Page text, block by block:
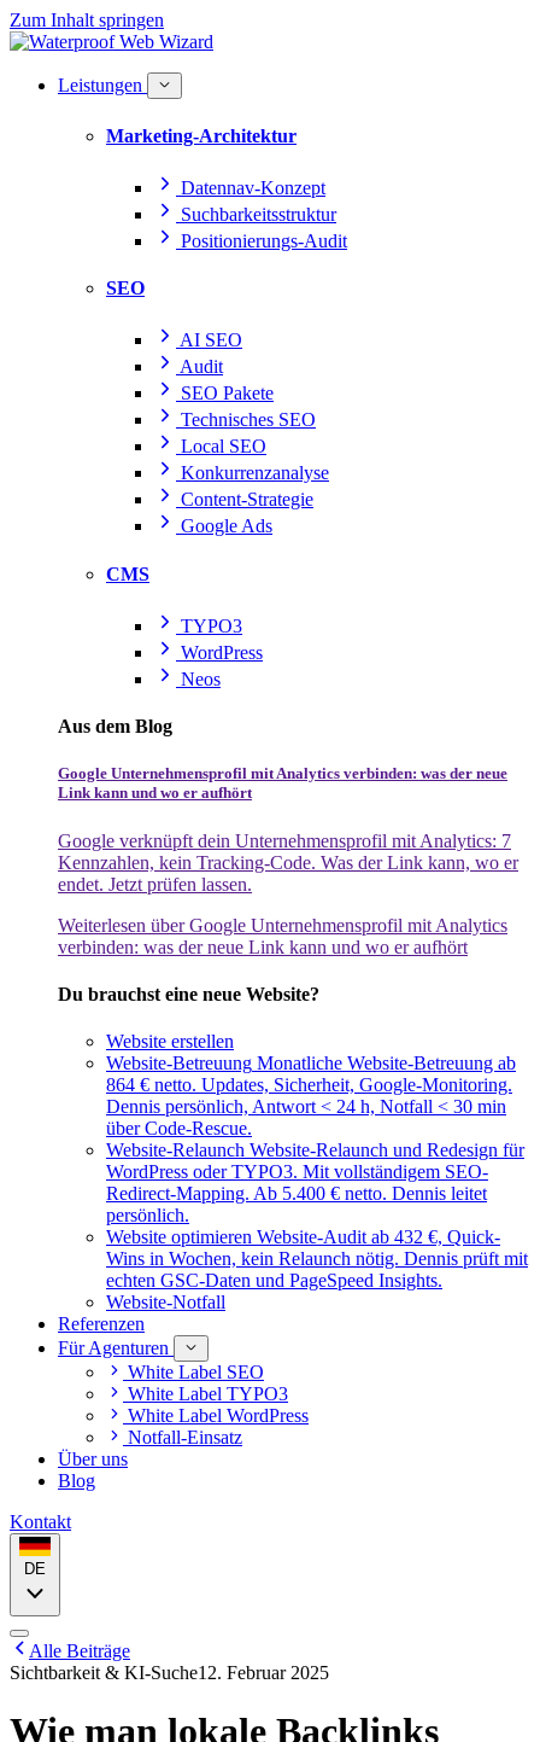
Zum Inhalt springen
Leistungen
Marketing-Architektur
Datennav-Konzept
Suchbarkeitsstruktur
Positionierungs-Audit
SEO
AI SEO
Audit
SEO Pakete
Technisches SEO
Local SEO
Konkurrenzanalyse
Content-Strategie
Google Ads
CMS
TYPO3
WordPress
Neos
Aus dem Blog
Google Unternehmensprofil mit Analytics verbinden: was der neue
Link kann und wo er aufhört
Google verknüpft dein Unternehmensprofil mit Analytics: 7
Kennzahlen, kein Tracking-Code. Was der Link kann, wo er
endet. Jetzt prüfen lassen.
Weiterlesen über Google Unternehmensprofil mit Analytics
verbinden: was der neue Link kann und wo er aufhört
Du brauchst eine neue Website?
Website erstellen
Website-Betreuung Monatliche Website-Betreuung ab
864 € netto. Updates, Sicherheit, Google-Monitoring.
Dennis persönlich, Antwort < 24 h, Notfall < 30 min
über Code-Rescue.
Website-Relaunch Website-Relaunch und Redesign für
WordPress oder TYPO3. Mit vollständigem SEO-
Redirect-Mapping. Ab 5.400 € netto. Dennis leitet
persönlich.
Website optimieren Website-Audit ab 432 €, Quick-
Wins in Wochen, kein Relaunch nötig. Dennis prüft mit
echten GSC-Daten und PageSpeed Insights.
Website-Notfall
Referenzen
Für Agenturen
White Label SEO
White Label TYPO3
White Label WordPress
Notfall-Einsatz
Über uns
Blog
Kontakt
DE
Alle Beiträge
Sichtbarkeit & KI-Suche12. Februar 2025
Wie man lokale Backlinks